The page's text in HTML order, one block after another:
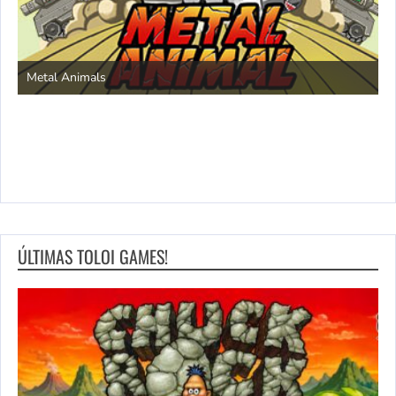
Metal Animals
ÚLTIMAS TOLOI GAMES!